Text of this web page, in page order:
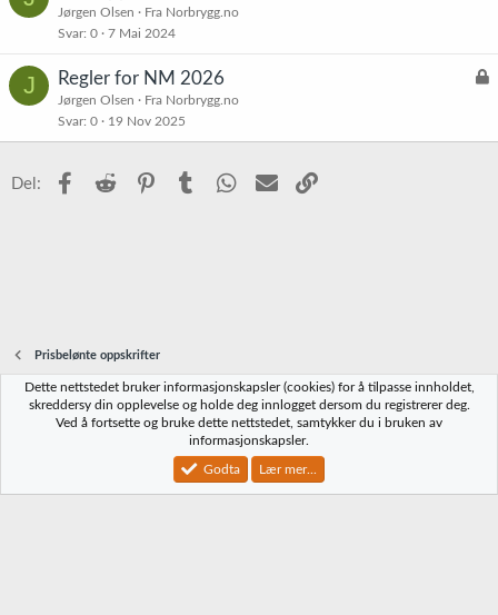
Jørgen Olsen
Fra Norbrygg.no
Svar 0 7 Mai 2024
J
L
t
Regler for NM 2026
Jørgen Olsen
Fra Norbrygg.no
Svar 0 19 Nov 2025
Del: Facebook
Reddit PinterestTumblr WhatsApp
E-post
Prisbelønte oppskrifter
Norbrygg-default
Vilkår og regler Personvernregler
Community platform by XenForo® © 2010-2023 XenForo Ltd.
Dette nettstedet bruker informasjonskapsler (cookies) for å tilpasse innholdet,
skreddersy din opplevelse og holde deg innlogget dersom du registrerer deg.
Ved å fortsette og bruke dette nettstedet, samtykker du i bruken av
informasjonskapsler.
Godta Lær mer...